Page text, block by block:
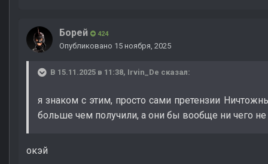
Борей 424
Опубликовано 15 ноября, 2025
В 15.11.2025 в 11:38, Irvin_De сказал:
я знаком с этим, просто сами претензии
больше чем получили, а они бы вообще ни чего не
окэй